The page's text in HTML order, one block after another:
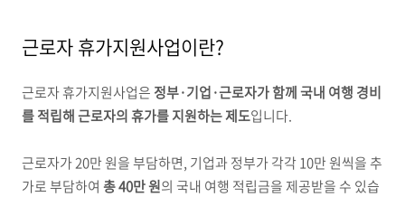
근로자 휴가지원사업이란?
근로자 휴가지원사업은 정부·기업·근로자가 함께 국내 여행 경비
를 적립해 근로자의 휴가를 지원하는 제도입니다.
근로자가 20만 원을 부담하면, 기업과 정부가 각각 10만 원씩을 추
가로 부담하여 총 40만 원의 국내 여행 적립금을 제공받을 수 있습